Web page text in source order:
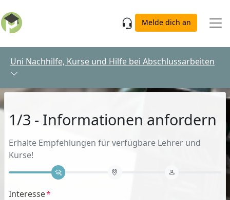
Melde dich an
Uni Nachhilfe, Kurse und Hilfe bei Abschlussarbeiten
1/3 - Informationen anfordern
Erhalte Empfehlungen für verfügbare Lehrer und
Kurse!
Interesse